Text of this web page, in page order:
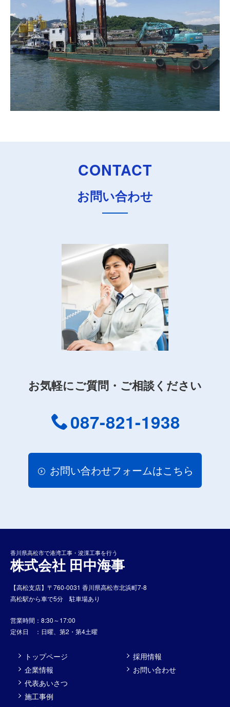
CONTACT
お問い合わせ
お気軽にご質問・ご相談ください
087-821-1938
お問い合わせフォームはこちら
香川県高松市で港湾工事・浚渫工事を行う
株式会社 田中海事
【高松支店】〒760-0031 香川県高松市北浜町7-8
高松駅から車で5分 駐車場あり
営業時間：8:30～17:00
定休日 ：日曜、第2・第4土曜
トップページ
企業情報
代表あいさつ
施工事例
採用情報
お問い合わせ